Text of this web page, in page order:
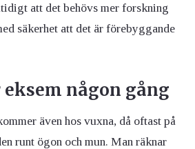
att det behövs mer forskning
säkerhet att det är förebyggande
eksem någon gång
även hos vuxna, då oftast på
runt ögon och mun. Man räknar